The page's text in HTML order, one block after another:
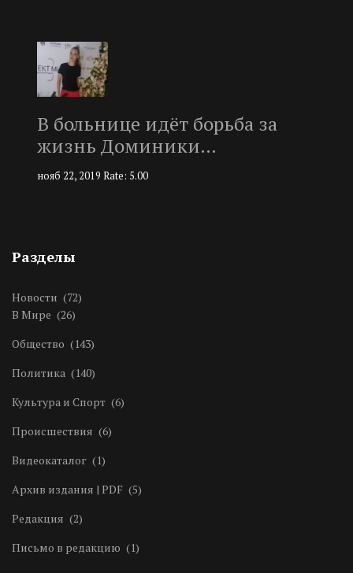
В больнице идёт борьба за
жизнь Доминики…
нояб 22, 2019 Rate: 5.00
Разделы
Новости (72)
В Мире (26)
Общество (143)
Политика (140)
Культура и Спорт (6)
Происшествия (6)
Видеокаталог (1)
Архив издания | PDF (5)
Редакция (2)
Письмо в редакцию (1)